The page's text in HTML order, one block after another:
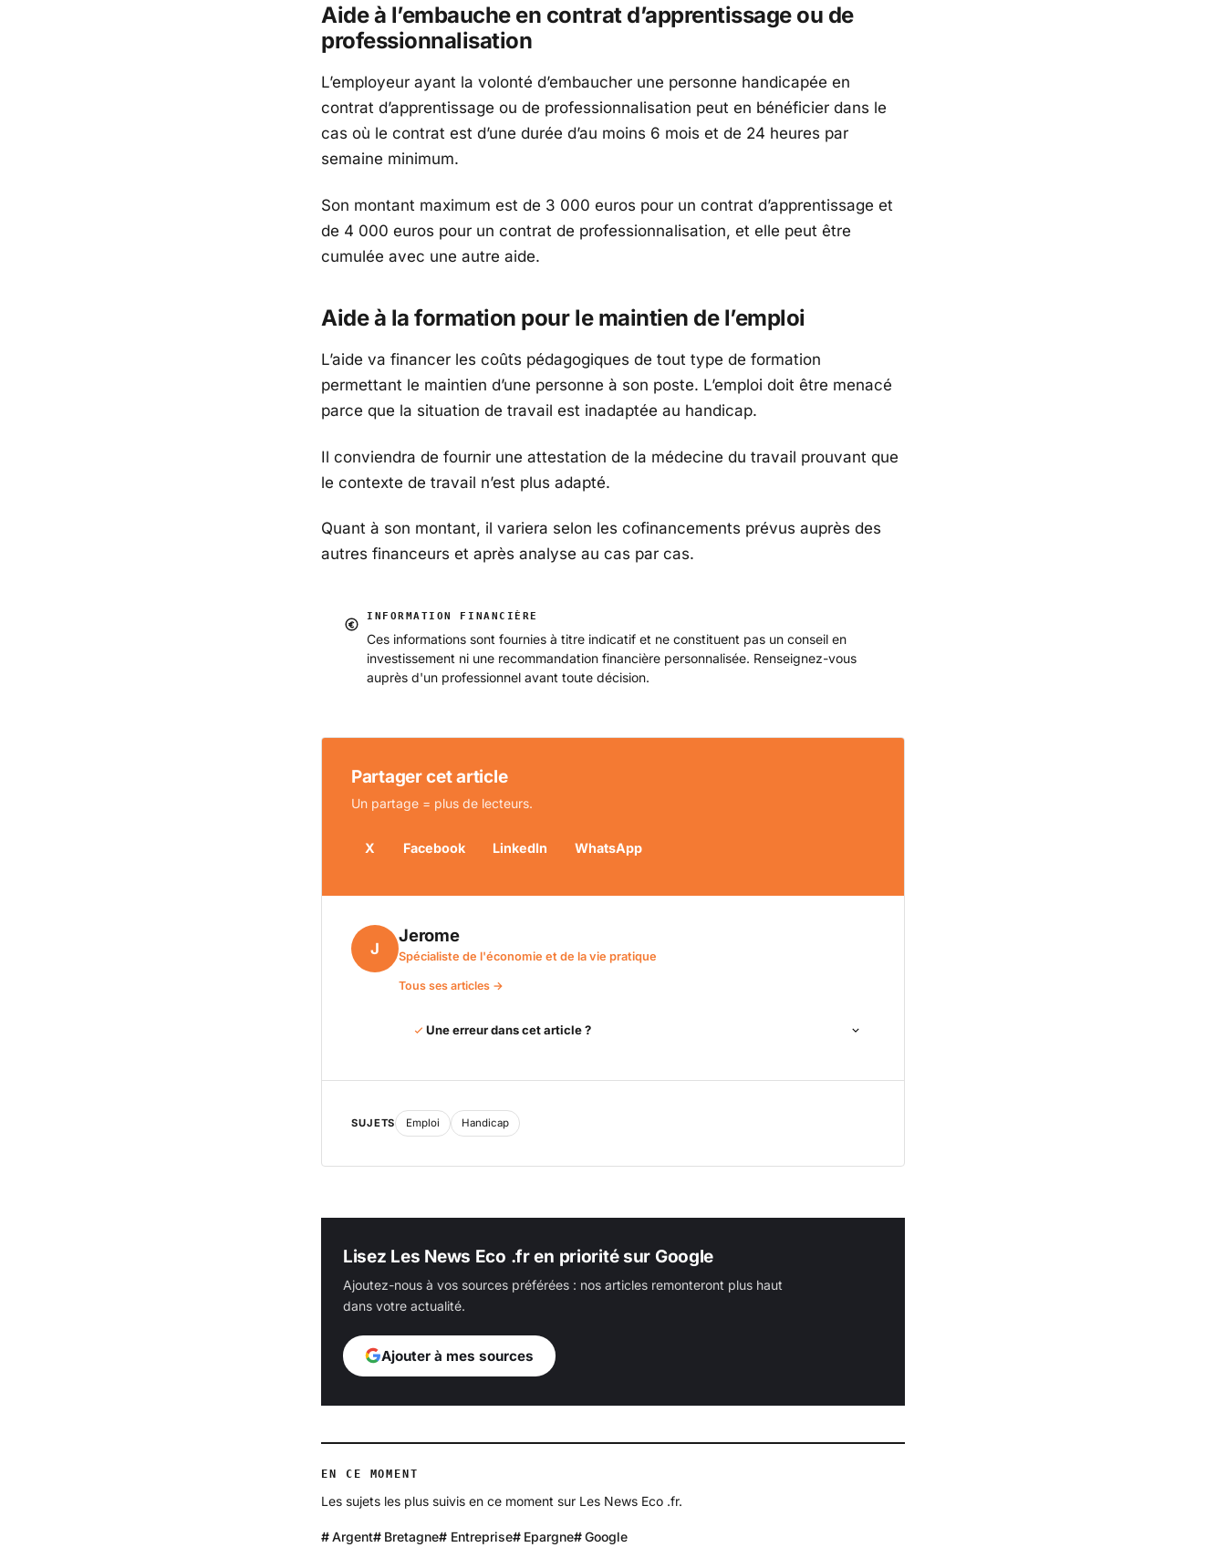
Aide à l’embauche en contrat d’apprentissage ou de
professionnalisation
L’employeur ayant la volonté d’embaucher une personne handicapée en
contrat d’apprentissage ou de professionnalisation peut en bénéficier dans le
cas où le contrat est d’une durée d’au moins 6 mois et de 24 heures par
semaine minimum.
Son montant maximum est de 3 000 euros pour un contrat d’apprentissage et
de 4 000 euros pour un contrat de professionnalisation, et elle peut être
cumulée avec une autre aide.
Aide à la formation pour le maintien de l’emploi
L’aide va financer les coûts pédagogiques de tout type de formation
permettant le maintien d’une personne à son poste. L’emploi doit être menacé
parce que la situation de travail est inadaptée au handicap.
Il conviendra de fournir une attestation de la médecine du travail prouvant que
le contexte de travail n’est plus adapté.
Quant à son montant, il variera selon les cofinancements prévus auprès des
autres financeurs et après analyse au cas par cas.
INFORMATION FINANCIÈRE
Ces informations sont fournies à titre indicatif et ne constituent pas un conseil en
investissement ni une recommandation financière personnalisée. Renseignez-vous
auprès d'un professionnel avant toute décision.
Partager cet article
Un partage = plus de lecteurs.
X Facebook LinkedIn WhatsApp
J
Jerome
Spécialiste de l'économie et de la vie pratique
Tous ses articles →
Une erreur dans cet article ?
SUJETS Emploi Handicap
Lisez Les News Eco .fr en priorité sur Google
Ajoutez-nous à vos sources préférées : nos articles remonteront plus haut
dans votre actualité.
Ajouter à mes sources
EN CE MOMENT
Les sujets les plus suivis en ce moment sur Les News Eco .fr.
Argent Bretagne Entreprise Epargne Google